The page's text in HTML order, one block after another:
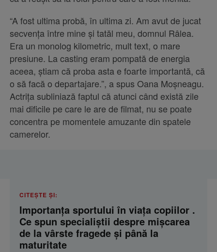
“A fost ultima probă, în ultima zi. Am avut de jucat
secvența între mine și tatăl meu, domnul Râlea.
Era un monolog kilometric, mult text, o mare
presiune. La casting eram pompată de energia
aceea, știam că proba asta e foarte importantă, că
o să facă o departajare.”, a spus Oana Moșneagu.
Actrița subliniază faptul că atunci când există zile
mai dificile pe care le are de filmat, nu se poate
concentra pe momentele amuzante din spatele
camerelor.
CITEȘTE ȘI:
Importanța sportului în viața copiilor .
Ce spun specialiștii despre mișcarea
de la vârste fragede și până la
maturitate